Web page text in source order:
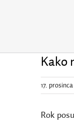
Kako
17.
Rok